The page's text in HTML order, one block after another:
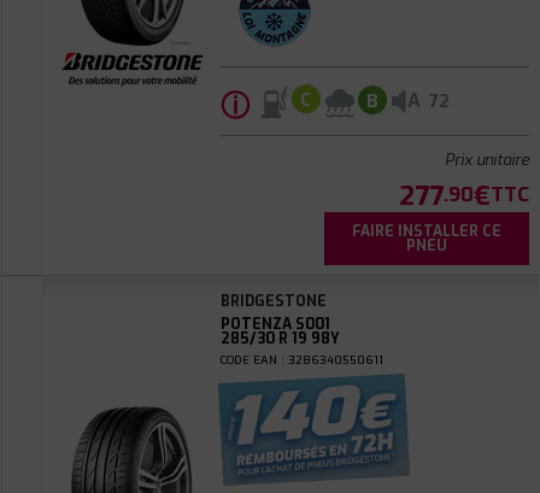
ⓘ C B A 72
Prix unitaire
277.90€TTC
FAIRE INSTALLER CE
PNEU
BRIDGESTONE
POTENZA S001
285/30 R 19 98Y
CODE EAN : 3286340550611